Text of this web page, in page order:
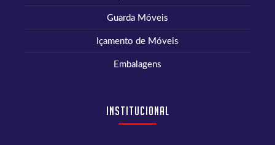
Guarda Móveis
Içamento de Móveis
Embalagens
Institucional